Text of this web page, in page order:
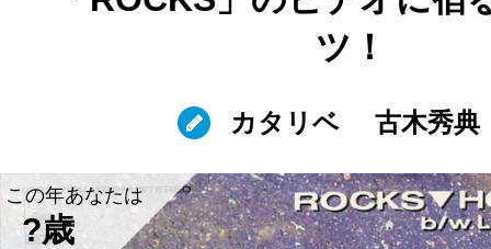
ツ！
カタリベ 古木秀典
この年あなたは
?歳